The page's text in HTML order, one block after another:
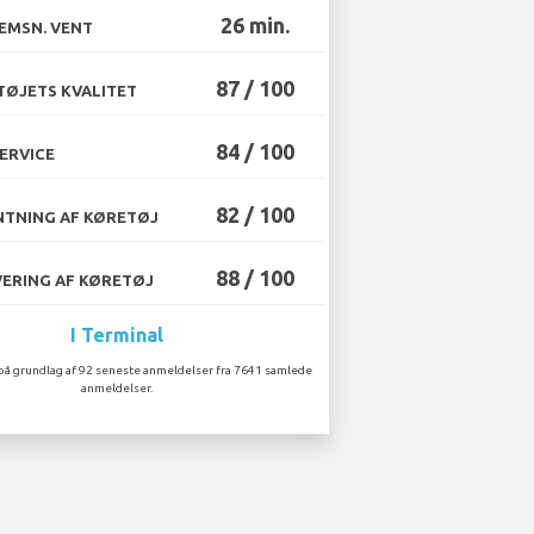
VENT 26 min.
KVALITET 87 / 100
84 / 100
AF KØRETØJ 82 / 100
AF KØRETØJ 88 / 100
I Terminal
grundlag af 92 seneste anmeldelser fra 7641 samlede
anmeldelser.